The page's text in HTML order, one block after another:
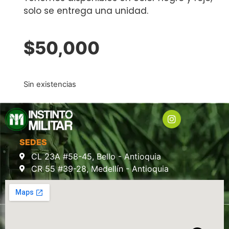
solo se entrega una unidad.
$50,000
Sin existencias
SEDES
CL 23A #58-45, Bello - Antioquia
CR 55 #39-28, Medellín - Antioquia